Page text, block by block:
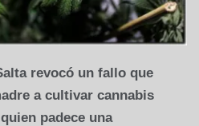
revocó un fallo que
a cultivar cannabis
padece una